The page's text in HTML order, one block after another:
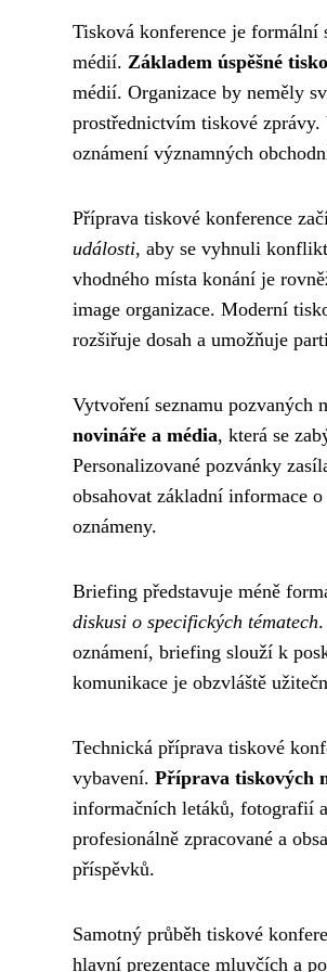
Tisková konference je formální
médií. Základem úspěšné
médií. Organizace by neměly
prostřednictvím tiskové
oznámení významných
Příprava tiskové konference
události, aby se vyhnuli
vhodného místa konání je
image organizace. Moderní
rozšiřuje dosah a umožňuje
Vytvoření seznamu pozvaných
novináře a média, která se
Personalizované pozvánky
obsahovat základní informace
oznámeny.
Briefing představuje méně
diskusi o specifických tématech
oznámení, briefing slouží k
komunikace je obzvláště
Technická příprava tiskové
vybavení. Příprava tiskových
informačních letáků, fotografií
profesionálně zpracované a
příspěvků.
Samotný průběh tiskové
hlavní prezentace mluvčích a